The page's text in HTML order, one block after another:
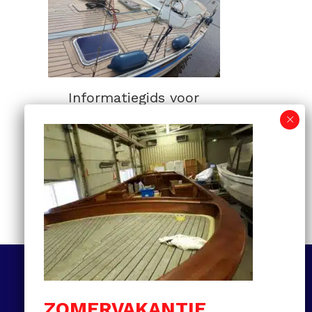
Informatiegids voor
van selectie tot
onderhoud en prijzen
MEER LEZEN
Volg ons